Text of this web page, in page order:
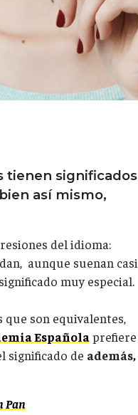
tienen significados
así mismo,
del idioma:
aunque suenan casi
muy especial.
que son equivalentes,
Españolaprefiere
significado de además,
Pan